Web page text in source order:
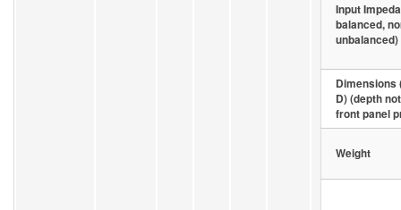
Input
balanced,
unbalanced)
Dimensions
D) (depth
front panel
Weight